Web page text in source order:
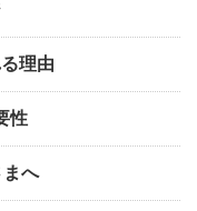
理由
性
へ